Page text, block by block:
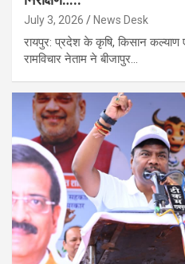
July 3, 2026 News Desk
रायपुर: प्रदेश के कृषि, किसान कल्याण
रामविचार नेताम ने बीजापुर…